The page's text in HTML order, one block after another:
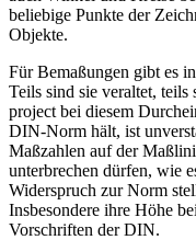
beliebige Punkte der
Objekte.
Für Bemaßungen gibt es
Teils sind sie veraltet,
project bei diesem
DIN-Norm hält, ist
Maßzahlen auf der
unterbrechen dürfen, wie
Widerspruch zur Norm
Insbesondere ihre Höhe
Vorschriften der DIN.